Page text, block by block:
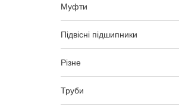
Муфти
Підвісні підшипники
Різне
Труби